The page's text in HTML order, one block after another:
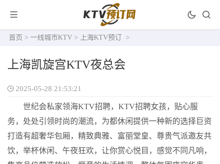
首页 > 一线城市KTV > 上海KTV预订 >
上海凯旋宫KTV夜总会
2025-05-28 21:53:21
世纪会私家领海KTV招聘，KTV招聘女孩，贴心服
务，处处引领时尚的潮流，为都休闲提供一种新的选择巨资
打造有超奢华包厢，精致典雅、富丽堂皇、尊贵气派邀友共
饮，举杯休闲、午夜狂欢，让你赏心悦目，感觉不同凡响，